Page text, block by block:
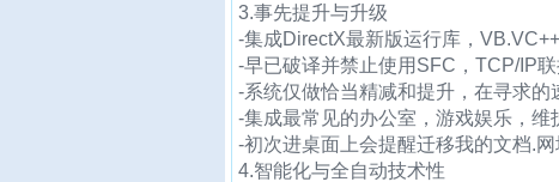
3.事先提升与升级
-集成DirectX最新版运行库，
-早已破译并禁止使用SFC，TCP/IP
-系统仅做恰当精减和提升，在寻求的
-集成最常见的办公室，游戏娱乐，维
-初次进桌面上会提醒迁移我的文档.
4.智能化与全自动技术性